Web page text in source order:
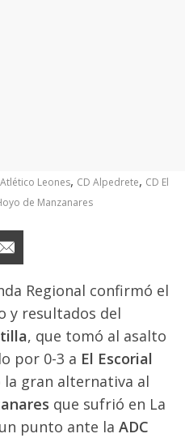
Atlético Leones, CD Alpedrete, CD El
de Manzanares
Regional confirmó el
y resultados del
, que tomó al asalto
por 0-3 a El Escorial
gran alternativa al
que sufrió en La
punto ante laADC